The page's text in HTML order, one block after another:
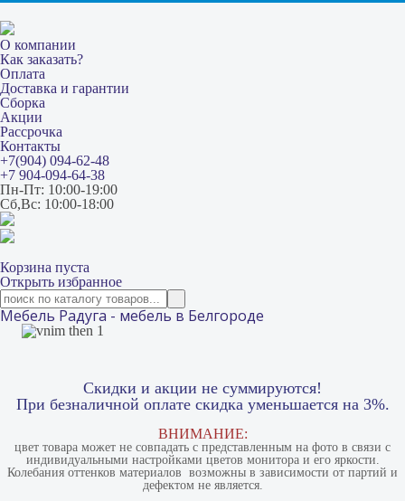
О компании
Как заказать?
Оплата
Доставка и гарантии
Сборка
Акции
Рассрочка
Контакты
+7(904) 094-62-48
+7 904-094-64-38
Пн-Пт: 10:00-19:00
Сб,Вс: 10:00-18:00
Корзина пуста
Открыть избранное
Мебель Радуга - мебель в Белгороде
Скидки и акции не суммируются!
При безналичной оплате скидка уменьшается на 3%.
ВНИМАНИЕ:
цвет товара может не совпадать с представленным на фото в связи с
индивидуальными настройками цветов монитора и его яркости.
Колебания оттенков материалов​ ​ возможны в зависимости от партий и
дефектом не является.